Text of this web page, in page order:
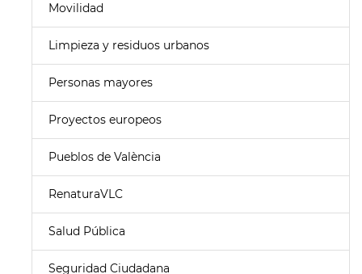
Movilidad
Limpieza y residuos urbanos
Personas mayores
Proyectos europeos
Pueblos de València
RenaturaVLC
Salud Pública
Seguridad Ciudadana